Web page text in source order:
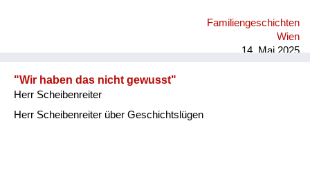
Familiengeschichten
Wien
14. Mai 2025
"Wir haben das nicht gewusst"
Herr Scheibenreiter
Herr Scheibenreiter über Geschichtslügen